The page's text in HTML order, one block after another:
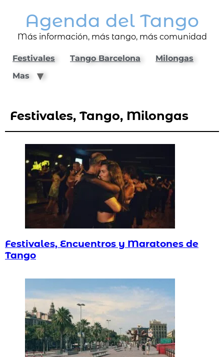
Agenda del Tango
Más información, más tango, más comunidad
Festivales Tango Barcelona
Milongas
Mas
Festivales, Tango, Milongas
Festivales, Encuentros y Maratones de
Tango